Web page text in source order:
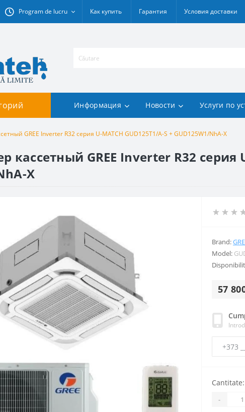
Program de lucru Как купить Гарантия Условия доставки
Информация Новости Услуги по
GREE Inverter R32 серия U-MATCH GUD125T1/A-S + GUD125W1/NhA-X
кассетный GREE Inverter R32 серия
X
Brand:
Model:
57
Cantitate:
-